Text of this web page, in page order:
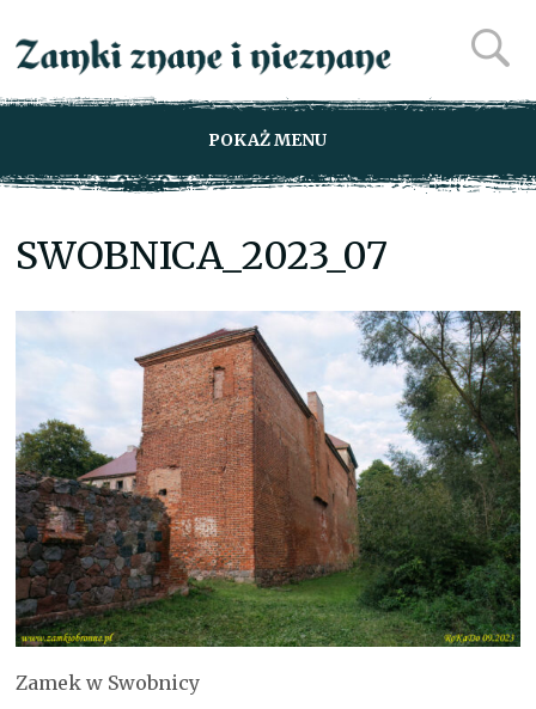
POKAŻ MENU
SWOBNICA_2023_07
Zamek w Swobnicy